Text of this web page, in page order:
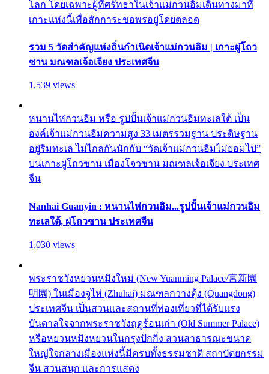
โลก โดยเฉพาะผู้ที่ศรัทธาในเจ้าแม่กวนอิมเดินทางมาที่
เกาะแห่งนี้เพื่อสักการะขอพรอยู่โดยตลอด
รวม 5 วัดสำคัญแห่งถิ่นกำเนิดเจ้าแม่กวนอิม | เกาะผู่โถว
ซาน มณฑลเจ้อเจียง ประเทศจีน
1,539 views
หนานไห่กวนอิม หรือ รูปปั้นเจ้าแม่กวนอิมทะเลใต้ เป็น
องค์เจ้าแม่กวนอิมความสูง 33 เมตรรวมฐาน ประดิษฐาน
อยู่ริมทะเล ไม่ไกลกันนักกับ “วัดเจ้าแม่กวนอิมไม่ยอมไป”
บนเกาะผู่โถวซาน เมืองโจวซาน มณฑลเจ้อเจียง ประเทศ
จีน
Nanhai Guanyin : หนานไห่กวนอิม...รูปปั้นเจ้าแม่กวนอิม
ทะเลใต้, ผู่โถวซาน ประเทศจีน
1,030 views
พระราชวังหยวนหมิงใหม่ (New Yuanming Palace/宮新園
明園) ในเมืองจูไห่ (Zhuhai) มณฑลกวางตุ้ง (Quangdong)
ประเทศจีน เป็นสวนและสถานที่ท่องเที่ยวที่ได้รับแรง
บันดาลใจจากพระราชวังฤดูร้อนเก่า (Old Summer Palace)
หรือหยวนหมิงหยวนในกรุงปักกิ่ง สวนสาธารณะขนาด
ใหญ่ใจกลางเมืองแห่งนี้มีครบทั้งธรรมชาติ สถาปัตยกรรม
จีน สวนสนุก และการแสดง